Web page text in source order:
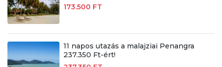
173.500 FT
11 napos utazás a malajziai Penangra
237.350 Ft-ért!